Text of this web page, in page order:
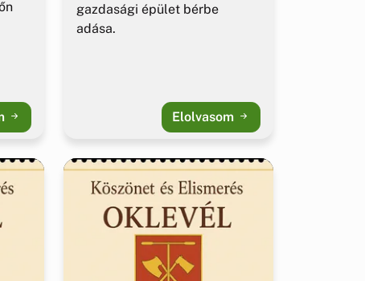
gazdasági épület bérbe
adása.
Elolvasom